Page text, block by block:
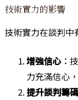
技術實力的影響
技術實力在談判中
增強信心 ：
力充滿信心
提升談判籌碼